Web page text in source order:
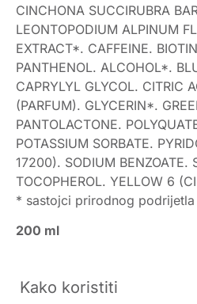
CINCHONA SUCCIRUBRA
LEONTOPODIUM ALPINUM
EXTRACT*. CAFFEINE.
PANTHENOL. ALCOHOL*.
CAPRYLYL GLYCOL. CITRIC
(PARFUM). GLYCERIN*.
PANTOLACTONE.
POTASSIUM SORBATE.
17200). SODIUM BENZOATE.
TOCOPHEROL. YELLOW 6
* sastojci prirodnog podrijetla
200 ml
Kako koristiti